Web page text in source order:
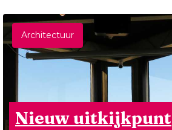
Architectuur
Nieuw uitkijkpunt